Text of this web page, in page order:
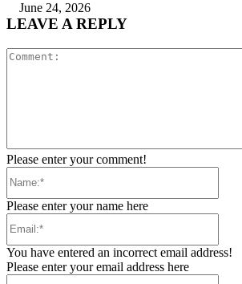
June 24, 2026
LEAVE A REPLY
Please enter your comment!
Please enter your name here
You have entered an incorrect email address!
Please enter your email address here